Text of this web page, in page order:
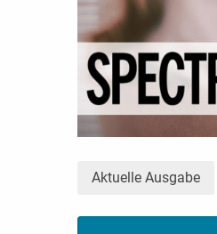
Aktuelle Ausgabe